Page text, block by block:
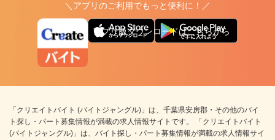
＼アプリのご利用でもっと便利に！／
アプリ版ダウンロードはこちらから
「クリエイトバイト (バイトジャングル)」は、千葉県安房郡・その他のバイ
ト探し・パート募集情報が満載の求人情報サイトです。 「クリエイトバイト
(バイトジャングル)」は、バイト探し・パート募集情報が満載の求人情報サイ